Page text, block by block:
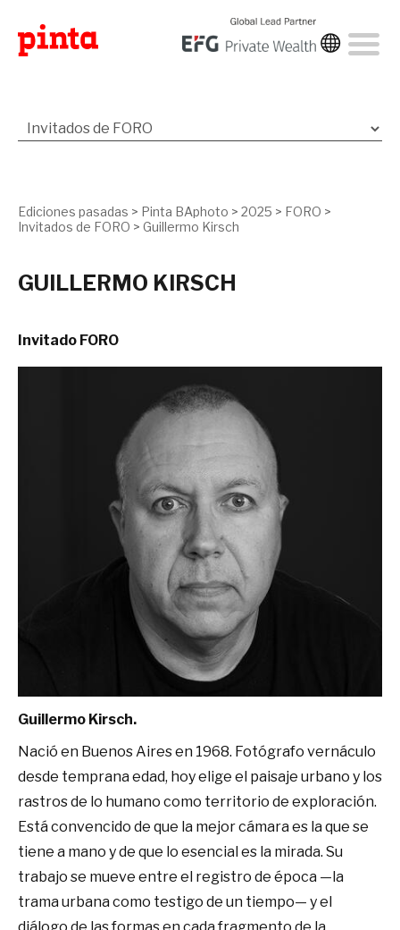
Ediciones pasadas > Pinta BAphoto > 2025 > FORO >
Invitados de FORO > Guillermo Kirsch
GUILLERMO KIRSCH
Invitado FORO
Guillermo Kirsch.
Nació en Buenos Aires en 1968. Fotógrafo vernáculo
desde temprana edad, hoy elige el paisaje urbano y los
rastros de lo humano como territorio de exploración.
Está convencido de que la mejor cámara es la que se
tiene a mano y de que lo esencial es la mirada. Su
trabajo se mueve entre el registro de época —la
trama urbana como testigo de un tiempo— y el